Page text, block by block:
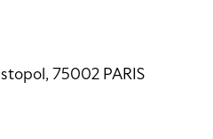
75002 PARIS